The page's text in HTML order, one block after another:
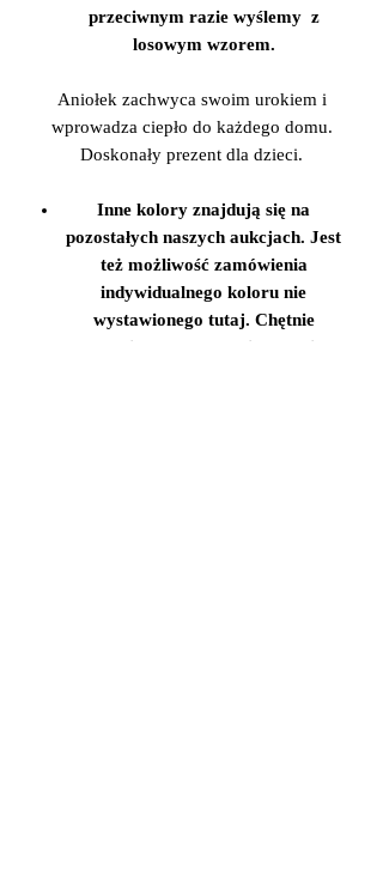
przeciwnym razie wyślemy z
losowym wzorem.
Aniołek zachwyca swoim urokiem i
wprowadza ciepło do każdego domu.
Doskonały prezent dla dzieci.
Inne kolory znajdują się na
pozostałych naszych aukcjach. Jest
też możliwość zamówienia
indywidualnego koloru nie
wystawionego tutaj. Chętnie
odpowiem na wszystkie pytania.